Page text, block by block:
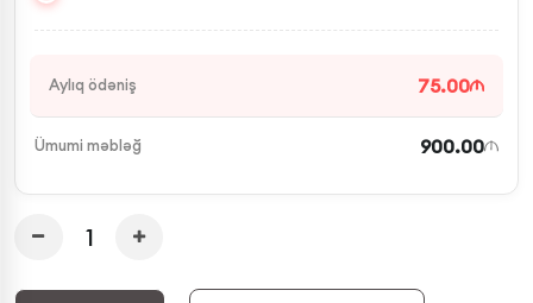
Aylıq ödəniş 75.00
Ümumi məbləğ 900.00